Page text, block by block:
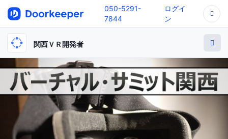
050-5291-
7844
ログイ
ン
関西ＶＲ開発者